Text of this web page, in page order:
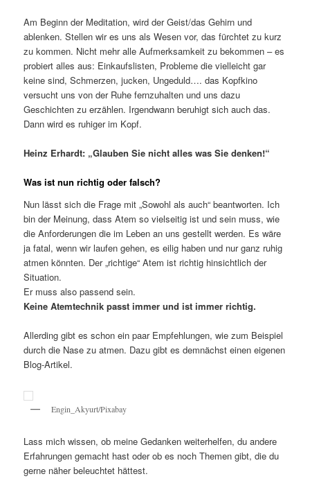
Am Beginn der Meditation, wird der Geist/das Gehirn und
ablenken. Stellen wir es uns als Wesen vor, das fürchtet zu kurz
zu kommen. Nicht mehr alle Aufmerksamkeit zu bekommen – es
probiert alles aus: Einkaufslisten, Probleme die vielleicht gar
keine sind, Schmerzen, jucken, Ungeduld…. das Kopfkino
versucht uns von der Ruhe fernzuhalten und uns dazu
Geschichten zu erzählen. Irgendwann beruhigt sich auch das.
Dann wird es ruhiger im Kopf.
Heinz Erhardt: „Glauben Sie nicht alles was Sie denken!“
Was ist nun richtig oder falsch?
Nun lässt sich die Frage mit „Sowohl als auch“ beantworten. Ich
bin der Meinung, dass Atem so vielseitig ist und sein muss, wie
die Anforderungen die im Leben an uns gestellt werden. Es wäre
ja fatal, wenn wir laufen gehen, es eilig haben und nur ganz ruhig
atmen könnten. Der „richtige“ Atem ist richtig hinsichtlich der
Situation.
Er muss also passend sein.
Keine Atemtechnik passt immer und ist immer richtig.
Allerding gibt es schon ein paar Empfehlungen, wie zum Beispiel
durch die Nase zu atmen. Dazu gibt es demnächst einen eigenen
Blog-Artikel.
Engin_Akyurt/Pixabay
Lass mich wissen, ob meine Gedanken weiterhelfen, du andere
Erfahrungen gemacht hast oder ob es noch Themen gibt, die du
gerne näher beleuchtet hättest.